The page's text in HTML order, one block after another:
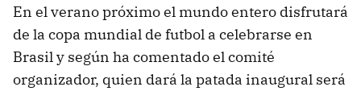
En el verano próximo el mundo entero disfrutará
de la copa mundial de futbol a celebrarse en
Brasil y según ha comentado el comité
organizador, quien dará la patada inaugural será